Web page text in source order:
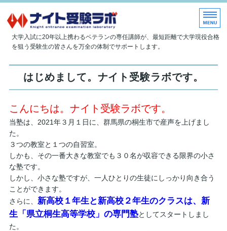
大学現役合格指導塾 ナイト
大学入試に20年以上携わるベテランの専任講師が、最短距離で大学現役合格
を狙う受験生の皆さんを万全の体制でサポートします。
ホーム
授業内容
入塾のご案内
お問い合わせ
はじめまして。ナイト受験ラボです。
こんにちは。ナイト受験ラボです。
当塾は、2021年３月１日に、群馬県の桐生市で産声を上げまし
た。
３つの教室と１つの自習室。
しかも、その一番大きな教室でも３０名が収容できる限界の小さ
な塾です。
しかし、小さな塾ですが、一人ひとりの生徒にしっかり向き合う
ことができます。
さらに、 新高校１年生と新高校２年生のクラスは、新
生「県立桐生高等学校」の専門塾としてスタートしまし
た。